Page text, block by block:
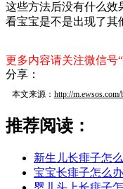
这些方法后没有什么效
看宝宝是不是出现了其
更多内容请关注微信号
分享：
本文来源： http://
推荐阅读：
新生儿长痱子怎
宝宝长痱子怎么办